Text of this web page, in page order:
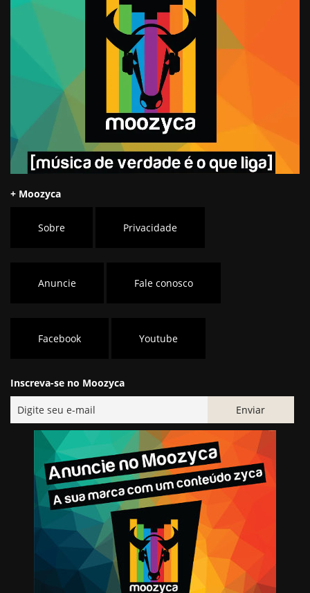
+ Moozyca
Sobre Privacidade
Anuncie Fale conosco
Facebook Youtube
Inscreva-se no Moozyca